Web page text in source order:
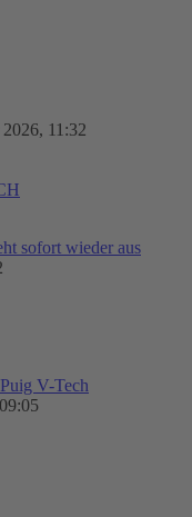
11:32
sofort wieder aus
V-Tech